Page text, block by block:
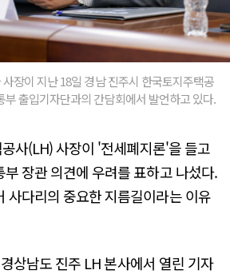
장이 지난 18일 경남 진주시 한국토지주택공
부 출입기자단과의 간담회에서 발언하고 있다.
사(LH) 사장이 '전세폐지론'을 들고
장관 의견에 우려를 표하고 나섰다.
사다리의 중요한 지름길이라는 이유
상남도 진주 LH 본사에서 열린 기자